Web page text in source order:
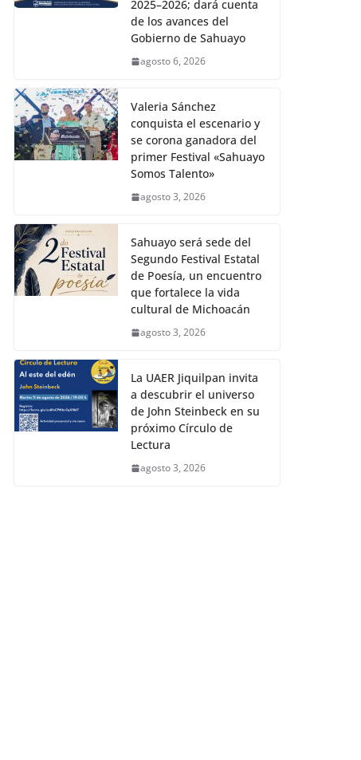
2025–2026; dará cuenta
de los avances del
Gobierno de Sahuayo
agosto 6, 2026
Valeria Sánchez
conquista el escenario y
se corona ganadora del
primer Festival «Sahuayo
Somos Talento»
agosto 3, 2026
Sahuayo será sede del
Segundo Festival Estatal
de Poesía, un encuentro
que fortalece la vida
cultural de Michoacán
agosto 3, 2026
La UAER Jiquilpan invita
a descubrir el universo
de John Steinbeck en su
próximo Círculo de
Lectura
agosto 3, 2026